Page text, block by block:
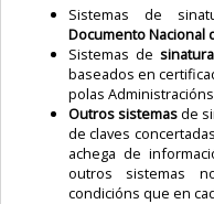
Sistemas de
Documento Nacional
Sistemas de
baseados en
polas
Outros sistemasde
de claves
achega de
outros sistemas
condicións que en